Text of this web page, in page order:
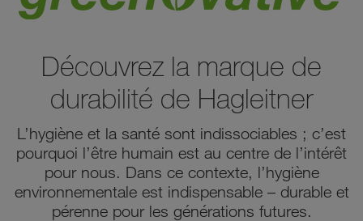
Découvrez la marque de
durabilité de Hagleitner
L’hygiène et la santé sont indissociables ; c’est
pourquoi l’être humain est au centre de l’intérêt
pour nous. Dans ce contexte, l’hygiène
environnementale est indispensable – durable et
pérenne pour les générations futures.